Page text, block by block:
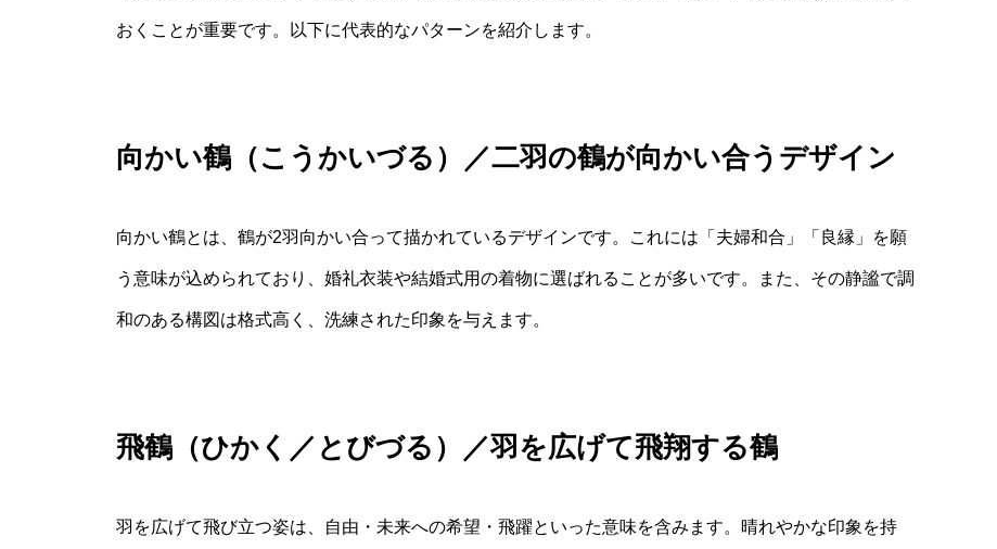
おくことが重要です。以下に代表的なパターンを紹介します。
向かい鶴（こうかいづる）／二羽の鶴が向かい合うデザイン
向かい鶴とは、鶴が2羽向かい合って描かれているデザインです。これには「夫婦和合」「良縁」を願
う意味が込められており、婚礼衣装や結婚式用の着物に選ばれることが多いです。また、その静謐で調
和のある構図は格式高く、洗練された印象を与えます。
飛鶴（ひかく／とびづる）／羽を広げて飛翔する鶴
羽を広げて飛び立つ姿は、自由・未来への希望・飛躍といった意味を含みます。晴れやかな印象を持